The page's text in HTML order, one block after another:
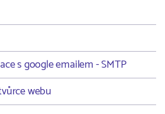
s google emailem - SMTP
webu